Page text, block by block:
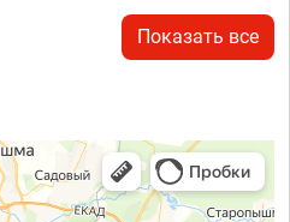
Показать все